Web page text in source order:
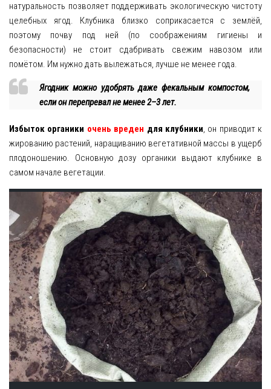
натуральность позволяет поддерживать экологическую чистоту
целебных ягод. Клубника близко соприкасается с землёй,
поэтому почву под ней (по соображениям гигиены и
безопасности) не стоит сдабривать свежим навозом или
помётом. Им нужно дать вылежаться, лучше не менее года.
Ягодник можно удобрять даже фекальным компостом,
если он перепревал не менее 2–3 лет.
Избыток органики очень вреден для клубники, он приводит к
жированию растений, наращиванию вегетативной массы в ущерб
плодоношению. Основную дозу органики выдают клубнике в
самом начале вегетации.